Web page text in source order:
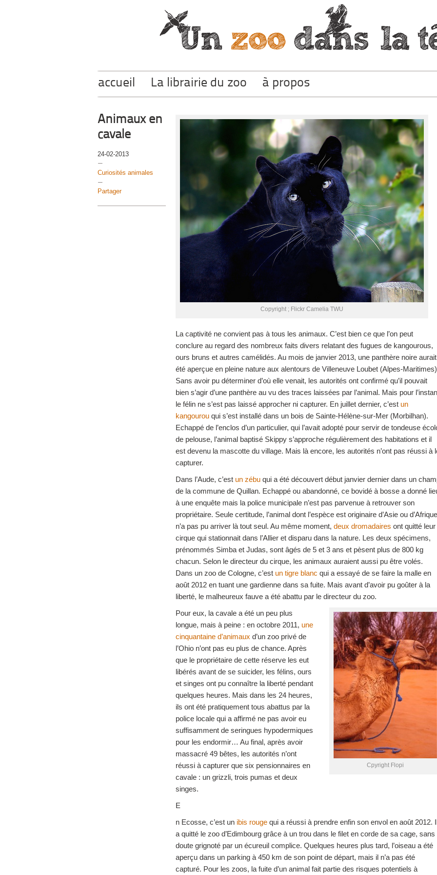
accueil La librairie du zoo à propos
Animaux en
cavale
24-02-2013
Curiosités animales
Partager
Copyright ; Flickr Camelia TWU
La captivité ne convient pas à tous les animaux. C’est bien ce que l’on peut
conclure au regard des nombreux faits divers relatant des fugues de kangourous,
ours bruns et autres camélidés. Au mois de janvier 2013, une panthère noire aurait
été aperçue en pleine nature aux alentours de Villeneuve Loubet (Alpes-
Sans avoir pu déterminer d’où elle venait, les autorités ont confirmé qu’il pouvait
bien s’agir d’une panthère au vu des traces laissées par l’animal. Mais pour
le félin ne s’est pas laissé approcher ni capturer. En juillet dernier, c’est un
kangourouqui s’est installé dans un bois de Sainte-Hélène-sur-Mer (Morbilhan).
Echappé de l’enclos d’un particulier, qui l’avait adopté pour servir de tondeuse
de pelouse, l’animal baptisé Skippy s’approche régulièrement des habitations et il
est devenu la mascotte du village. Mais là encore, les autorités n’ont pas réussi à
capturer.
Dans l’Aude, c’est un zébuqui a été découvert début janvier dernier dans un
de la commune de Quillan. Echappé ou abandonné, ce bovidé à bosse a donné
à une enquête mais la police municipale n’est pas parvenue à retrouver son
propriétaire. Seule certitude, l’animal dont l’espèce est originaire d’Asie ou d’Afrique
n’a pas pu arriver là tout seul. Au même moment, deux dromadaires ont quitté leur
cirque qui stationnait dans l’Allier et disparu dans la nature. Les deux spécimens,
prénommés Simba et Judas, sont âgés de 5 et 3 ans et pèsent plus de 800 kg
chacun. Selon le directeur du cirque, les animaux auraient aussi pu être volés.
Dans un zoo de Cologne, c’est un tigre blanc qui a essayé de se faire la malle en
août 2012 en tuant une gardienne dans sa fuite. Mais avant d’avoir pu goûter à la
liberté, le malheureux fauve a été abattu par le directeur du zoo.
Cpyright Flopi
Pour eux, la cavale a été un peu plus
longue, mais à peine : en octobre 2011, une
cinquantaine d’animaux d’un zoo privé de
l’Ohio n’ont pas eu plus de chance. Après
que le propriétaire de cette réserve les eut
libérés avant de se suicider, les félins, ours
et singes ont pu connaître la liberté pendant
quelques heures. Mais dans les 24 heures,
ils ont été pratiquement tous abattus par la
police locale qui a affirmé ne pas avoir eu
suffisamment de seringues hypodermiques
pour les endormir… Au final, après avoir
massacré 49 bêtes, les autorités n’ont
réussi à capturer que six pensionnaires en
cavale : un grizzli, trois pumas et deux
singes.
E
n Ecosse, c’est un ibis rougequi a réussi à prendre enfin son envol en août 2012.
a quitté le zoo d’Edimbourg grâce à un trou dans le filet en corde de sa cage, sans
doute grignoté par un écureuil complice. Quelques heures plus tard, l’oiseau a été
aperçu dans un parking à 450 km de son point de départ, mais il n’a pas été
capturé. Pour les zoos, la fuite d’un animal fait partie des risques potentiels à